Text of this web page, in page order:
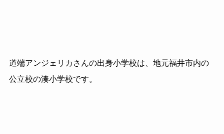
道端アンジェリカさんの出身小学校は、地元福井市内の
公立校の湊小学校です。